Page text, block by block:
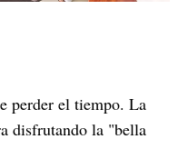
perder el tiempo. La
disfrutando la "bella